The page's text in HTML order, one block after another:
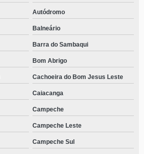
Autódromo
Balneário
Barra do Sambaqui
Bom Abrigo
Cachoeira do Bom Jesus Leste
Caiacanga
Campeche
Campeche Leste
Campeche Sul